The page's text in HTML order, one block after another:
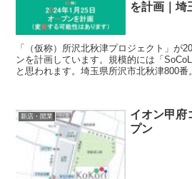
を計画｜埼
「（仮称）所沢北秋津プロジェクト」が
ンを計画しています。規模的には「
と思われます。埼玉県所沢市北秋津800番
6,116平方メートル、駐車場：311台、駐
新店・開業
イオン甲府
プン